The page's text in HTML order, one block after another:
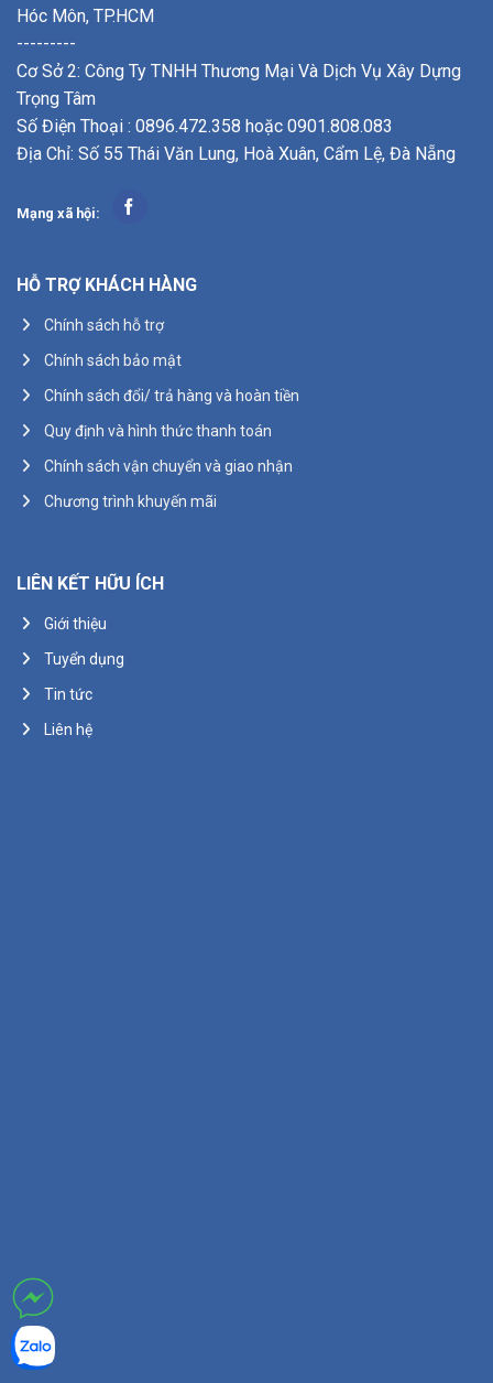
Hóc Môn, TP.HCM
---------
Cơ Sở 2: Công Ty TNHH Thương Mại Và Dịch Vụ Xây Dựng
Trọng Tâm
Số Điện Thoại : 0896.472.358 hoặc 0901.808.083
Địa Chỉ: Số 55 Thái Văn Lung, Hoà Xuân, Cẩm Lệ, Đà Nẵng
Mạng xã hội:
HỖ TRỢ KHÁCH HÀNG
Chính sách hỗ trợ
Chính sách bảo mật
Chính sách đổi/ trả hàng và hoàn tiền
Quy định và hình thức thanh toán
Chính sách vận chuyển và giao nhận
Chương trình khuyến mãi
LIÊN KẾT HỮU ÍCH
Giới thiệu
Tuyển dụng
Tin tức
Liên hệ